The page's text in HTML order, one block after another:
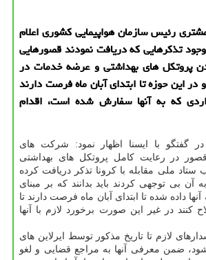
رئیس سازمان هواپیمایی كشوری اعلام
وجود تذكرهایی كه دریافت نمودند قصورهایی
پروتكل های بهداشتی و عرضه خدمات در
در این حوزه تا ابتدای آبان ماه فرصت دارند
كه به آنها سفارش شده است، اقدام
در گفتگو با ایسنا اظهار نمود: شرکت های
قصور در رعایت کامل پروتکل های بهداشتی
ملی مقابله با کرونا تذکر دریافت کرده
آن بی توجهی کردند باید بدانند که بر مبنای
داده شده تا ابتدای آبان ماه فرصت دارند تا
کنند در غیر این صورت برخورد لازم با آنها
لازم تا تاریخ مذکور توسط ایرلاین های
ضمن معرفی آنها به مراجع قضایی و لغو